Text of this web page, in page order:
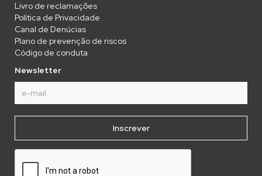
Livro de reclamações
Política de Privacidade
Canal de Denúcias
Plano de prevenção de riscos
Código de conduta
Newsletter